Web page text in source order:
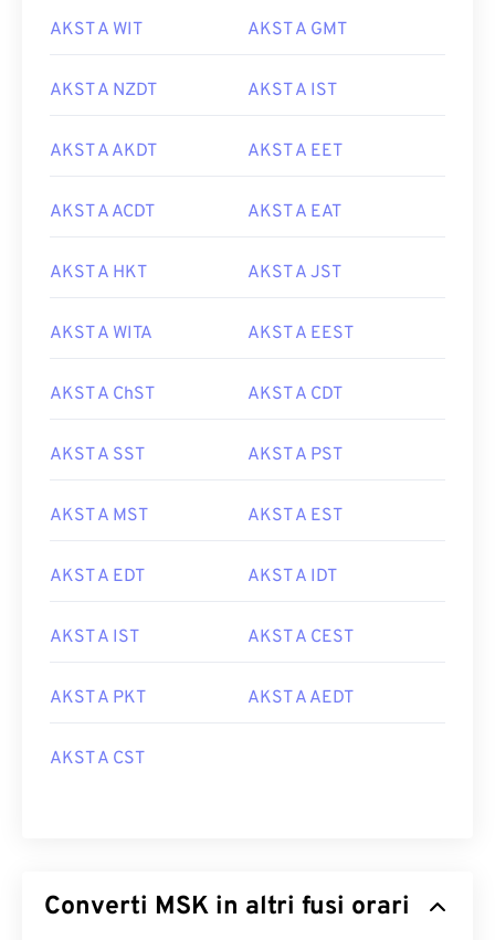
AKST A WIT AKST A GMT
AKST A NZDT AKST A IST
AKST A AKDT AKST A EET
AKST A ACDT AKST A EAT
AKST A HKT AKST A JST
AKST A WITA AKST A EEST
AKST A ChST AKST A CDT
AKST A SST AKST A PST
AKST A MST AKST A EST
AKST A EDT AKST A IDT
AKST A IST AKST A CEST
AKST A PKT AKST A AEDT
AKST A CST
Converti MSK in altri fusi orari